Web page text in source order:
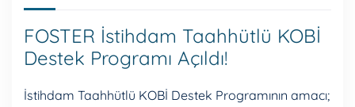
FOSTER İstihdam Taahhütlü KOBİ
Destek Programı Açıldı!
İstihdam Taahhütlü KOBİ Destek Programının amacı;